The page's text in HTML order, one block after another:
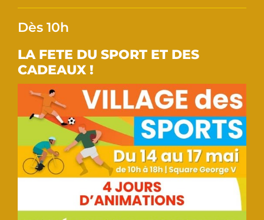
Dès 10h
LA FETE DU SPORT ET DES
CADEAUX !